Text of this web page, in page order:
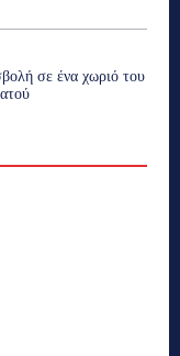
σε ένα χωριό του